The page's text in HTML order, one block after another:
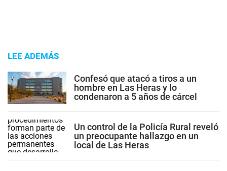
LEE ADEMÁS
Confesó que atacó a tiros a un
hombre en Las Heras y lo
condenaron a 5 años de cárcel
Un control de la Policía Rural reveló
un preocupante hallazgo en un
local de Las Heras